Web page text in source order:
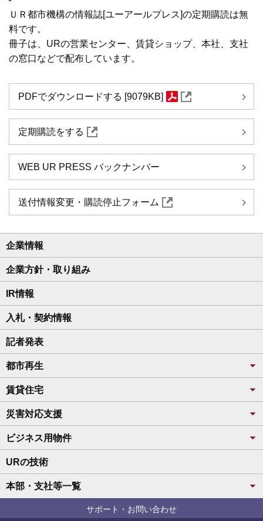
ＵＲ都市機構の情報誌[ユーアールプレス]の定期購読は無
料です。
冊子は、URの営業センター、賃貸ショップ、本社、支社
の窓口などで配布しています。
PDFでダウンロードする [9079KB]
定期購読をする
WEB UR PRESS バックナンバー
送付情報変更・購読停止フォーム
企業情報
企業方針・取り組み
IR情報
入札・契約情報
記者発表
都市再生
賃貸住宅
災害対応支援
ビジネス用物件
URの技術
本部・支社等一覧
サポート・お問い合わせ